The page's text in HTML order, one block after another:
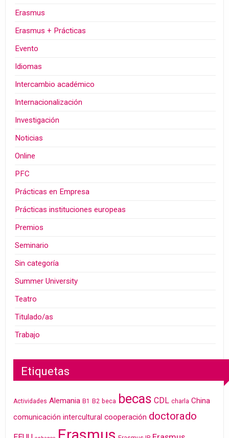
Erasmus
Erasmus + Prácticas
Evento
Idiomas
Intercambio académico
Internacionalización
Investigación
Noticias
Online
PFC
Prácticas en Empresa
Prácticas instituciones europeas
Premios
Seminario
Sin categoría
Summer University
Teatro
Titulado/as
Trabajo
Etiquetas
Actividades Alemania B1 B2 beca becas CDL charla China
comunicación intercultural cooperación doctorado